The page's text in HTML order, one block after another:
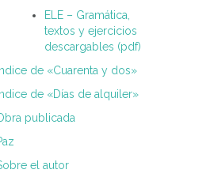
ELE – Gramática,
textos y ejercicios
descargables (pdf)
Índice de «Cuarenta y dos»
Índice de «Días de alquiler»
publicada
el autor